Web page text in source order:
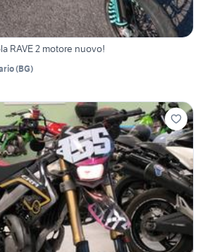
RAVE 2 motore nuovo!
(BG)